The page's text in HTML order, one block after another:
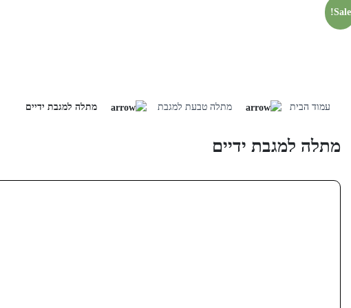
עמוד הבית מתלה טבעת למגבת מתלה למגבת ידיים
מתלה למגבת ידיים
Sale!